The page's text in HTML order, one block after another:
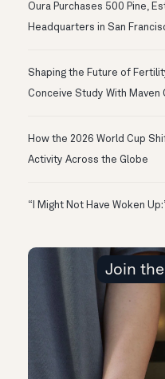
Oura Purchases 500 Pine,
Headquarters in San
Shaping the Future of
Conceive Study With Maven
How the 2026 World Cup
Activity Across the Globe
“I Might Not Have Woken
Join